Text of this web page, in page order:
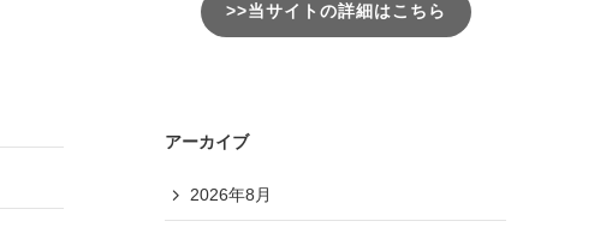
>>当サイトの詳細はこちら
アーカイブ
2026年8月